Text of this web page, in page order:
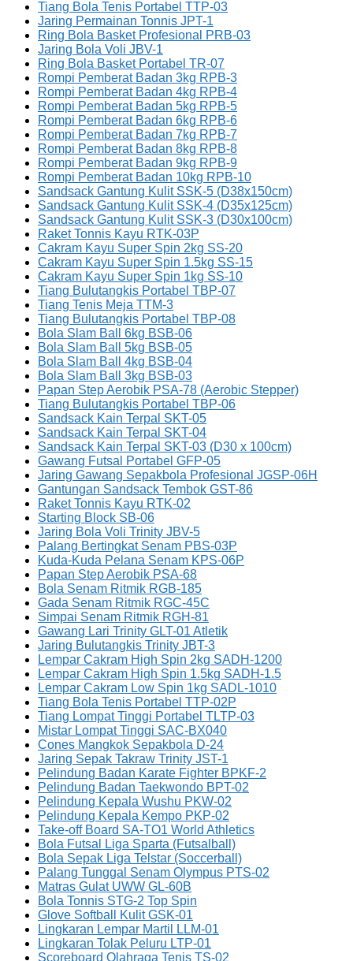
Tiang Bola Tenis Portabel TTP-03
Jaring Permainan Tonnis JPT-1
Ring Bola Basket Profesional PRB-03
Jaring Bola Voli JBV-1
Ring Bola Basket Portabel TR-07
Rompi Pemberat Badan 3kg RPB-3
Rompi Pemberat Badan 4kg RPB-4
Rompi Pemberat Badan 5kg RPB-5
Rompi Pemberat Badan 6kg RPB-6
Rompi Pemberat Badan 7kg RPB-7
Rompi Pemberat Badan 8kg RPB-8
Rompi Pemberat Badan 9kg RPB-9
Rompi Pemberat Badan 10kg RPB-10
Sandsack Gantung Kulit SSK-5 (D38x150cm)
Sandsack Gantung Kulit SSK-4 (D35x125cm)
Sandsack Gantung Kulit SSK-3 (D30x100cm)
Raket Tonnis Kayu RTK-03P
Cakram Kayu Super Spin 2kg SS-20
Cakram Kayu Super Spin 1.5kg SS-15
Cakram Kayu Super Spin 1kg SS-10
Tiang Bulutangkis Portabel TBP-07
Tiang Tenis Meja TTM-3
Tiang Bulutangkis Portabel TBP-08
Bola Slam Ball 6kg BSB-06
Bola Slam Ball 5kg BSB-05
Bola Slam Ball 4kg BSB-04
Bola Slam Ball 3kg BSB-03
Papan Step Aerobik PSA-78 (Aerobic Stepper)
Tiang Bulutangkis Portabel TBP-06
Sandsack Kain Terpal SKT-05
Sandsack Kain Terpal SKT-04
Sandsack Kain Terpal SKT-03 (D30 x 100cm)
Gawang Futsal Portabel GFP-05
Jaring Gawang Sepakbola Profesional JGSP-06H
Gantungan Sandsack Tembok GST-86
Raket Tonnis Kayu RTK-02
Starting Block SB-06
Jaring Bola Voli Trinity JBV-5
Palang Bertingkat Senam PBS-03P
Kuda-Kuda Pelana Senam KPS-06P
Papan Step Aerobik PSA-68
Bola Senam Ritmik RGB-185
Gada Senam Ritmik RGC-45C
Simpai Senam Ritmik RGH-81
Gawang Lari Trinity GLT-01 Atletik
Jaring Bulutangkis Trinity JBT-3
Lempar Cakram High Spin 2kg SADH-1200
Lempar Cakram High Spin 1.5kg SADH-1.5
Lempar Cakram Low Spin 1kg SADL-1010
Tiang Bola Tenis Portabel TTP-02P
Tiang Lompat Tinggi Portabel TLTP-03
Mistar Lompat Tinggi SAC-BX040
Cones Mangkok Sepakbola D-24
Jaring Sepak Takraw Trinity JST-1
Pelindung Badan Karate Fighter BPKF-2
Pelindung Badan Taekwondo BPT-02
Pelindung Kepala Wushu PKW-02
Pelindung Kepala Kempo PKP-02
Take-off Board SA-TO1 World Athletics
Bola Futsal Liga Sparta (Futsalball)
Bola Sepak Liga Telstar (Soccerball)
Palang Tunggal Senam Olympus PTS-02
Matras Gulat UWW GL-60B
Bola Tonnis STG-2 Top Spin
Glove Softball Kulit GSK-01
Lingkaran Lempar Martil LLM-01
Lingkaran Tolak Peluru LTP-01
Scoreboard Olahraga Tenis TS-02